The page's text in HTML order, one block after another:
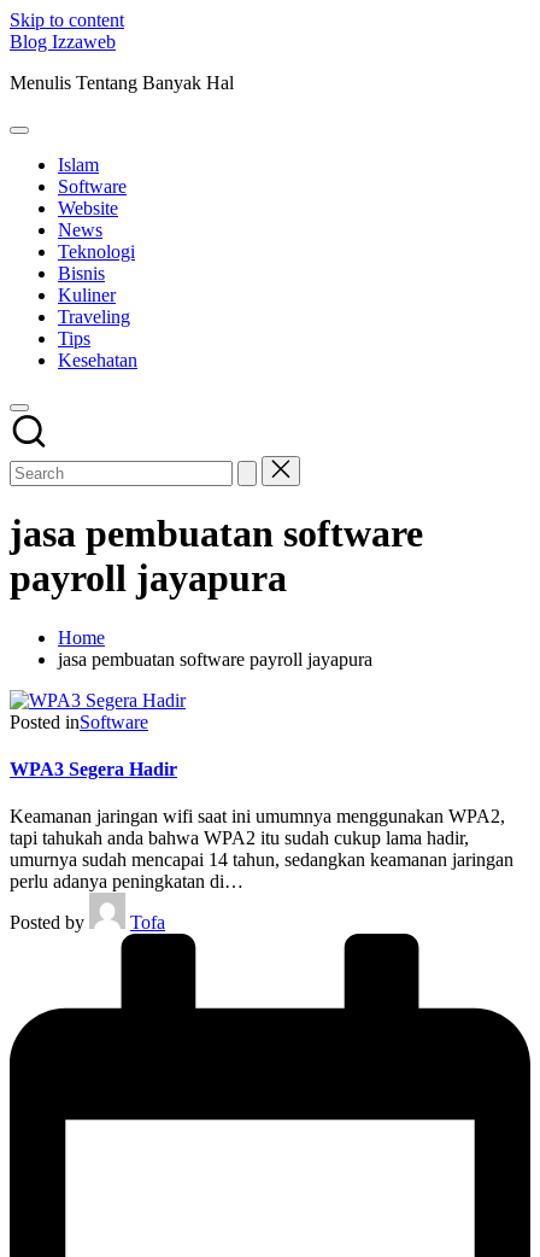
Skip to content
Blog Izzaweb
Menulis Tentang Banyak Hal
Islam
Software
Website
News
Teknologi
Bisnis
Kuliner
Traveling
Tips
Kesehatan
jasa pembuatan software
payroll jayapura
Home
jasa pembuatan software payroll jayapura
Posted inSoftware
WPA3 Segera Hadir
Keamanan jaringan wifi saat ini umumnya menggunakan WPA2,
tapi tahukah anda bahwa WPA2 itu sudah cukup lama hadir,
umurnya sudah mencapai 14 tahun, sedangkan keamanan jaringan
perlu adanya peningkatan di…
Posted by
Tofa